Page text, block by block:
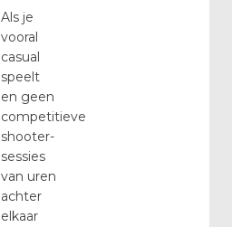
Als je
vooral
casual
speelt
en geen
competitieve
shooter-
sessies
van uren
achter
elkaar